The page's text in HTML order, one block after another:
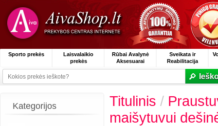
Sporto prekės
Laisvalaikio
prekės
Rūbai Avalynė
Aksesuarai
Sveikata ir
Reabilitacija
Kategorijos Titulinis /
maišytuvui